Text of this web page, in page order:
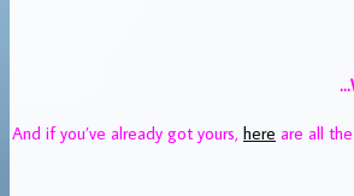
And if you’ve already got yours, here are all